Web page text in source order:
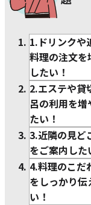
1.ドリンクや
料理の注文を
したい！
2.エステや貸
呂の利用を増
たい！
3.近隣の見ど
をご案内した
4.料理のこだ
をしっかり伝
い！